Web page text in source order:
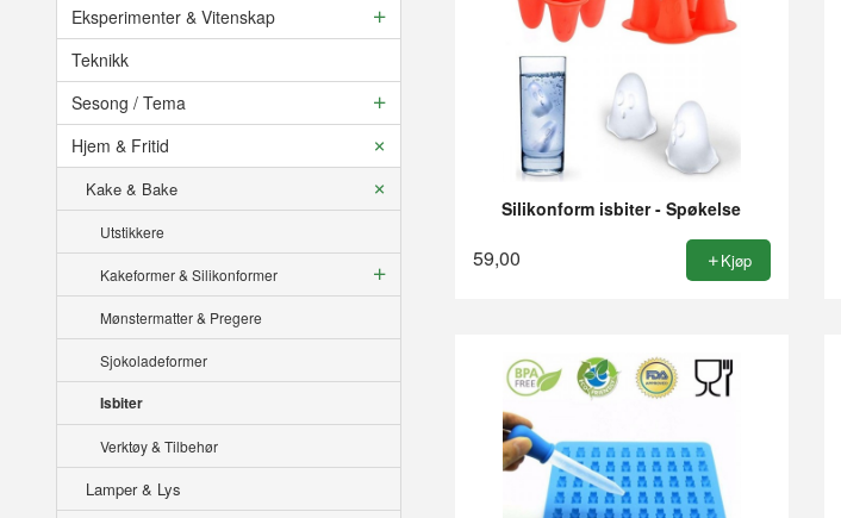
Eksperimenter & Vitenskap
Teknikk
Sesong / Tema
Hjem & Fritid
Kake & Bake
Utstikkere
Kakeformer & Silikonformer
Mønstermatter & Pregere
Sjokoladeformer
Isbiter
Verktøy & Tilbehør
Lamper & Lys
Silikonform isbiter - Spøkelse
59,00 Kjøp